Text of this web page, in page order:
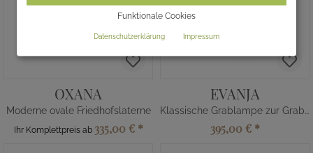
OXANA
Moderne ovale Friedhofslaterne
Ihr Komplettpreis ab 335,00 € *
EVANJA
Klassische Grablampe zur Grabbeleuchtung
395,00 € *
Funktionale Cookies
Datenschutzerklärung Impressum